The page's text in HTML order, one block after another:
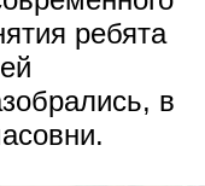
ребята
в